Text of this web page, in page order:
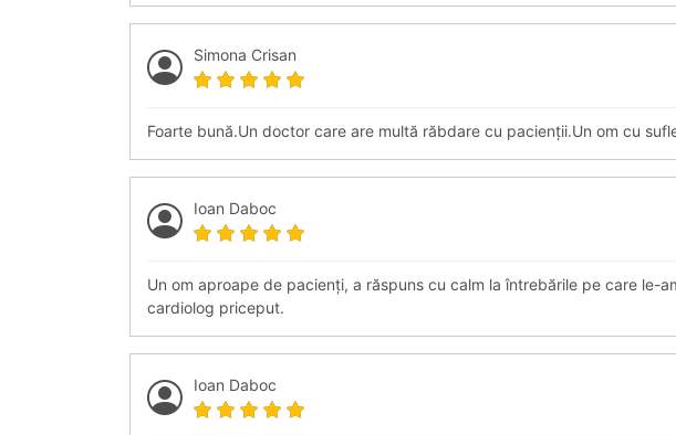
Simona Crisan
Foarte bună.Un doctor care are multă răbdare cu pacienții.Un om cu
Ioan Daboc
Un om aproape de pacienți, a răspuns cu calm la întrebările pe care le-
cardiolog priceput.
Ioan Daboc